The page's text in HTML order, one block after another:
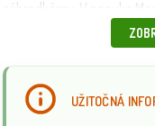
záhradkárov. V ponuke
rozchodník (Sedum)
odolnosťou voči suchu,
ideálne na múriky a
kvitne skoro na jar,
uplatní aj v kuchyni,
jemnými listami a
UŽITOČNÁ